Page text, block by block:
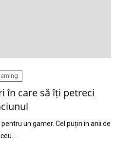
în care să îți petreci
un gamer. Cel puțin în anii de